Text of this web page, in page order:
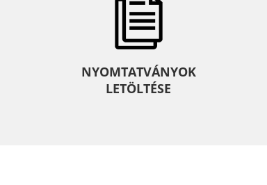
NYOMTATVÁNYOK
LETÖLTÉSE